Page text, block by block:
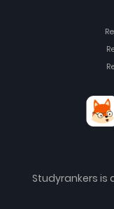
Studyrankers is